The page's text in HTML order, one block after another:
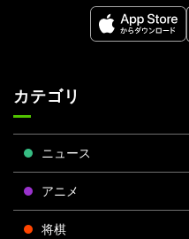
カテゴリ
ニュース
アニメ
将棋